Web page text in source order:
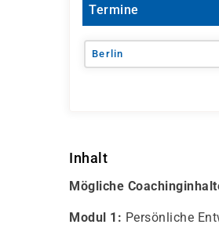
Termine
Berlin
Inhalt
Mögliche
Modul 1: Persönliche